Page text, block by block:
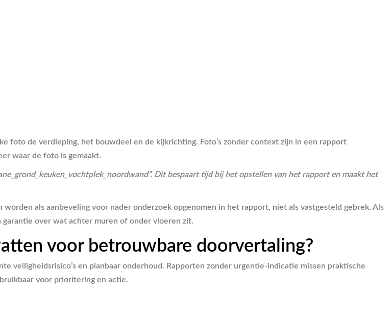
foto de verdieping, het bouwdeel en de kijkrichting. Foto’s zonder context zijn in een rapport
waar de foto is gemaakt.
Dit bespaart tijd bij het opstellen van het rapport en maakt het
als aanbeveling voor nader onderzoek opgenomen in het rapport, niet als vastgesteld gebrek. Als
over wat achter muren of onder vloeren zit.
voor betrouwbare doorvertaling?
veiligheidsrisico’s en planbaar onderhoud. Rapporten zonder urgentie-indicatie missen praktische
voor prioritering en actie.